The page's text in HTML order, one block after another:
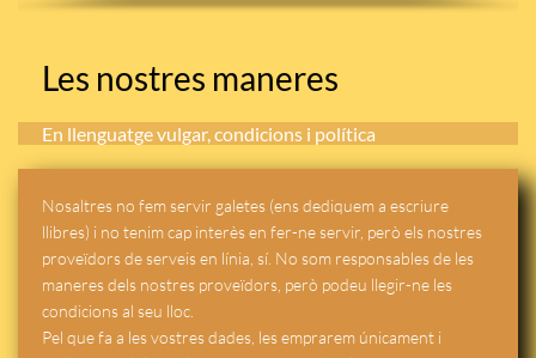
Les nostres maneres
En llenguatge vulgar, condicions i política
Nosaltres no fem servir galetes (ens dediquem a escriure
llibres) i no tenim cap interès en fer-ne servir, però els nostres
proveïdors de serveis en línia, sí. No som responsables de les
maneres dels nostres proveïdors, però podeu llegir-ne les
condicions al seu lloc.
Pel que fa a les vostres dades, les emprarem únicament i